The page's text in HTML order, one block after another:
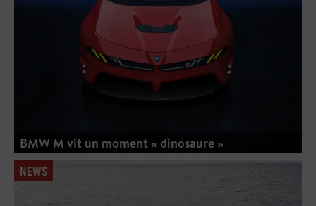
BMW M vit un moment « dinosaure »
NEWS